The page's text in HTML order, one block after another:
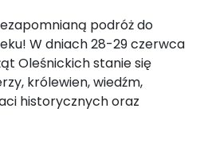
podróż do
W dniach 28-29 czerwca
Oleśnickich stanie się
królewien, wiedźm,
historycznych oraz